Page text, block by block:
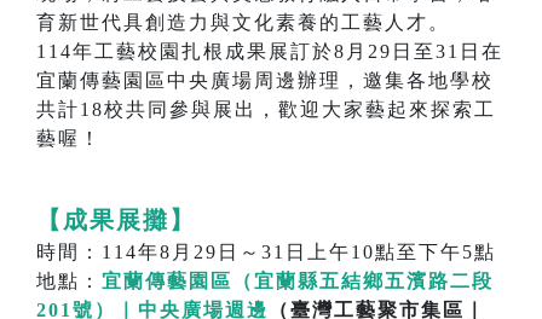
育新世代具創造力與文化素養的工藝人才。
114年工藝校園扎根成果展訂於8月29日至31日在
宜蘭傳藝園區中央廣場周邊辦理，邀集各地學校
共計18校共同參與展出，歡迎大家藝起來探索工
藝喔！
【成果展攤】
時間：114年8月29日～31日上午10點至下午5點
地點： 宜蘭傳藝園區（宜蘭縣五結鄉五濱路二段
201號）｜中央廣場週邊
（臺灣工藝聚市集區｜